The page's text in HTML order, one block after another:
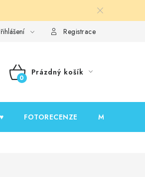
Ověřování recenzíRegistrace
NÁKUPNÍ
Prázdný košík
FOTORECENZE MOJE